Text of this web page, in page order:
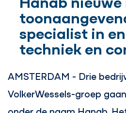
specialist in
techniek en
AMSTERDAM - Drie
VolkerWessels-groep